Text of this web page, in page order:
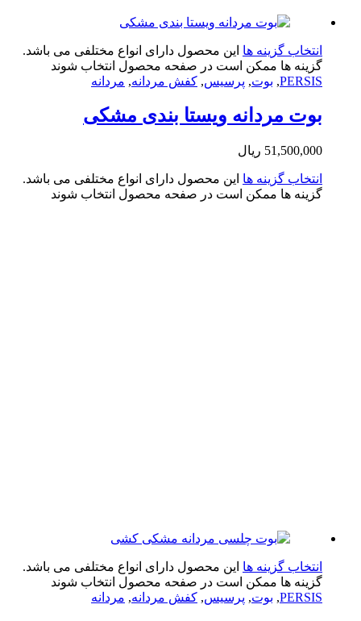
گزینه ها این محصول دارای انواع مختلفی می باشد.
ها ممکن است در صفحه محصول انتخاب شوند
بوت,پرسیس, کفش مردانه, مردانه
مردانه ویستا بندی مشکی
ریال
گزینه ها این محصول دارای انواع مختلفی می باشد.
ها ممکن است در صفحه محصول انتخاب شوند
گزینه ها این محصول دارای انواع مختلفی می باشد.
ها ممکن است در صفحه محصول انتخاب شوند
بوت,پرسیس, کفش مردانه, مردانه